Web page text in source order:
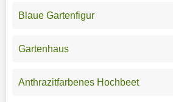
Blaue Gartenfigur
Gartenhaus
Anthrazitfarbenes Hochbeet